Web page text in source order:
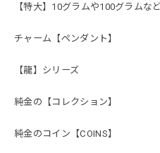
【特大】10グラムや100グラムな
チャーム【ペンダント】
【龍】シリーズ
純金の【コレクション】
純金のコイン【COINS】